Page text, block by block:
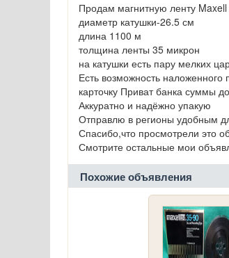
Продам магнитную ленту
диаметр катушки-26.5 см
длина 1100 м
толщина ленты 35 микрон
на катушки есть пару мелких
Есть возможность
карточку Приват банка суммы
Аккуратно и надёжно упакую
Отправлю в регионы удобным
Спасибо,что просмотрели это
Смотрите остальные мои
Похожие объявления